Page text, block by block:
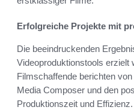
Erfolgreiche Projekte mit
Die beeindruckenden
Videoproduktionstools erzielt
Filmschaffende berichten
Media Composer und den
Produktionszeit und